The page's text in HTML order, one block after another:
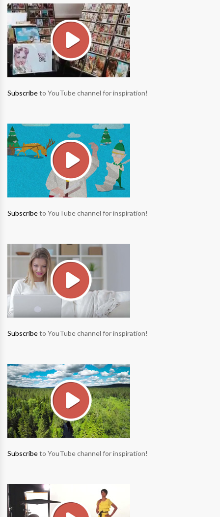
Subscribeto YouTube channel for inspiration!
Subscribeto YouTube channel for inspiration!
Subscribeto YouTube channel for inspiration!
Subscribeto YouTube channel for inspiration!